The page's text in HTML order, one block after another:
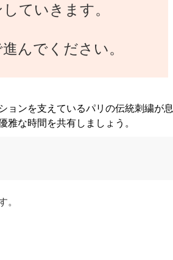
ていきます。
んでください。
ョンを支えているパリの伝統刺繍が息
雅な時間を共有しましょう。
。